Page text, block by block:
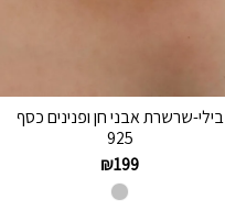
בילי-שרשרת אבני חן ופנינים כסף
925
₪199